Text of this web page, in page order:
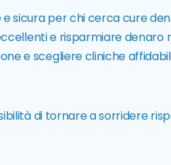
sicura per chi cerca cure
e risparmiare
e scegliere cliniche
di tornare a sorridere